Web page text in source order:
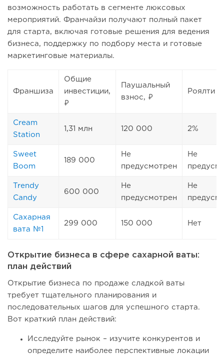
возможность работать в сегменте люксовых
мероприятий. Франчайзи получают полный пакет
для старта, включая готовые решения для ведения
бизнеса, поддержку по подбору места и готовые
маркетинговые материалы.
Франшиза
Общие
инвестиции,
₽
Паушальный
взнос, ₽
Роялти
Cream
Station
1,31 млн 120 000 2%
Sweet
Boom
189 000
Не
предусмотрен
Не
Trendy
Candy
600 000
Не
предусмотрен
Не
Сахарная
вата №1
299 000 150 000 Нет
Открытие бизнеса в сфере сахарной ваты:
план действий
Открытие бизнеса по продаже сладкой ваты
требует тщательного планирования и
последовательных шагов для успешного старта.
Вот краткий план действий:
Исследуйте рынок – изучите конкурентов и
определите наиболее перспективные локации